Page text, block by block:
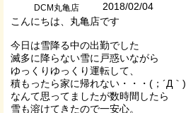
DCM丸亀店 2018/02/04
こんにちは、丸亀店です
今日は雪降る中の出勤でした
滅多に降らない雪に戸惑いながら
ゆっくりゆっくり運転して、
積もったら家に帰れない・・・(；´Д｀)
なんて思ってましたが数時間したら
雪も溶けてきたので一安心。